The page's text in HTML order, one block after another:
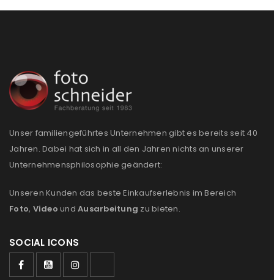
Unser familiengeführtes Unternehmen gibt es bereits seit 40
Jahren. Dabei hat sich in all den Jahren nichts an unserer
Unternehmensphilosophie geändert:
Unseren Kunden das beste Einkaufserlebnis im Bereich
Foto, Video und Ausarbeitung zu bieten.
SOCIAL ICONS